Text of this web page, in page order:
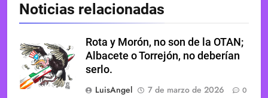
Noticias relacionadas
Rota y Morón, no son de la OTAN;
Albacete o Torrejón, no deberían
serlo.
LuisAngel
7 de marzo de 2026 0